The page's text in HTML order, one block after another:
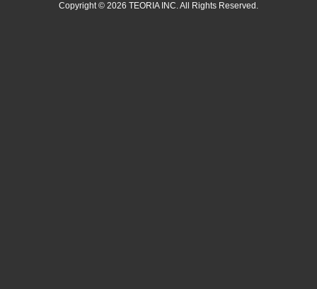
Copyright © 2026 TEORIA INC. All Rights Reserved.